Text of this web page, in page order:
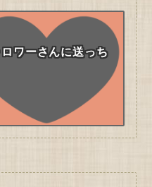
ワーさんに送っち